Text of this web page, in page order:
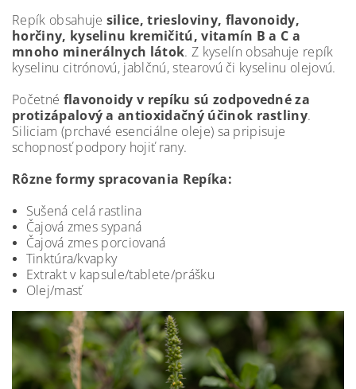
Repík obsahuje silice, triesloviny, flavonoidy,
horčiny, kyselinu kremičitú, vitamín B a C a
mnoho minerálnych látok. Z kyselín obsahuje repík
kyselinu citrónovú, jablčnú, stearovú či kyselinu olejovú.
Početné flavonoidy v repíku sú zodpovedné za
protizápalový a antioxidačný účinok rastliny.
Siliciam (prchavé esenciálne oleje) sa pripisuje
schopnosť podpory hojiť rany.
Rôzne formy spracovania Repíka:
Sušená celá rastlina
Čajová zmes sypaná
Čajová zmes porciovaná
Tinktúra/kvapky
Extrakt v kapsule/tablete/prášku
Olej/masť